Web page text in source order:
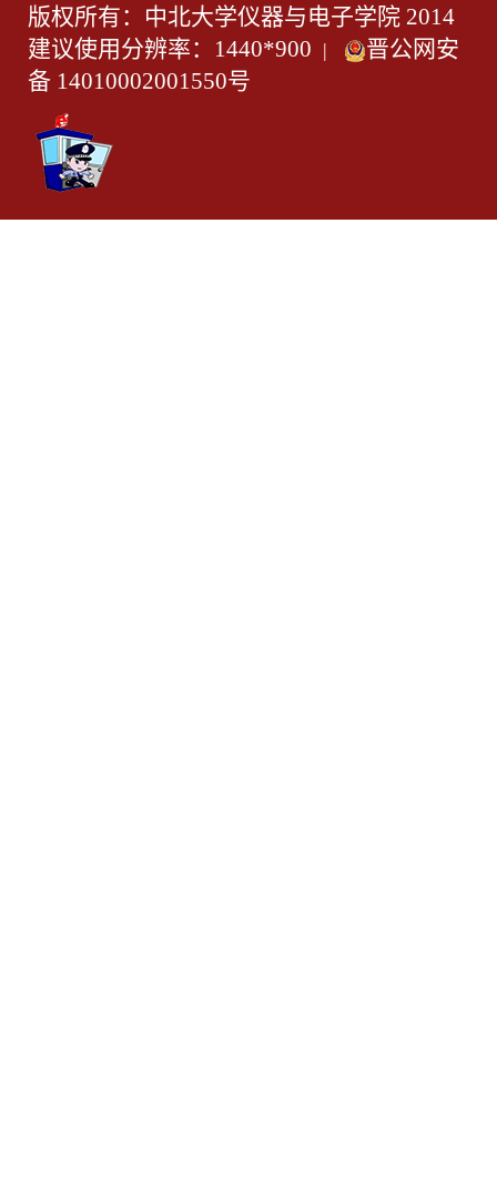
版权所有：中北大学仪器与电子学院 2014
建议使用分辨率：1440*900 |
晋公网安
备 14010002001550号